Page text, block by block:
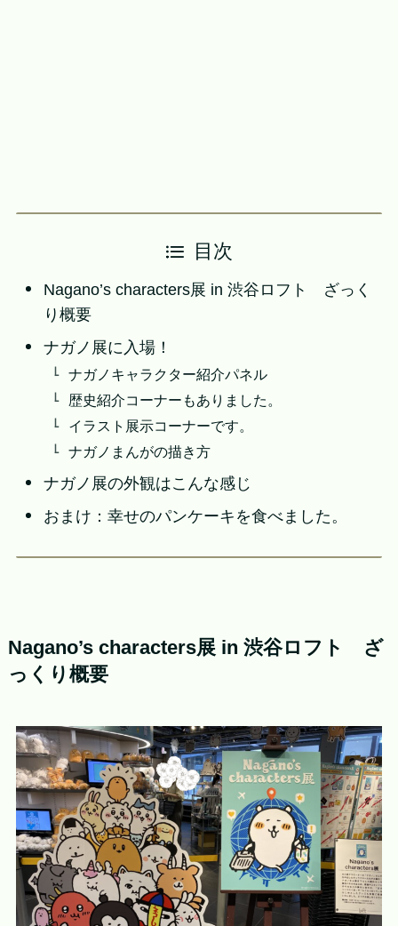
目次
Nagano’s characters展 in 渋谷ロフト ざっく
り概要
ナガノ展に入場！
ナガノキャラクター紹介パネル
歴史紹介コーナーもありました。
イラスト展示コーナーです。
ナガノまんがの描き方
ナガノ展の外観はこんな感じ
おまけ：幸せのパンケーキを食べました。
Nagano’s characters展 in 渋谷ロフト ざ
っくり概要